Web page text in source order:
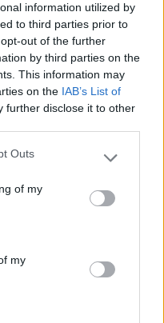
information utilized by
to third parties prior to
out of the further
by third parties on the
This information may
on the IAB’s List of
further disclose it to other
one or more Google
You may click to
in below Google
Outs
of my
my
contesto
cordiali. Docce
Servizi
09/08/2019 8:43
No
1 €